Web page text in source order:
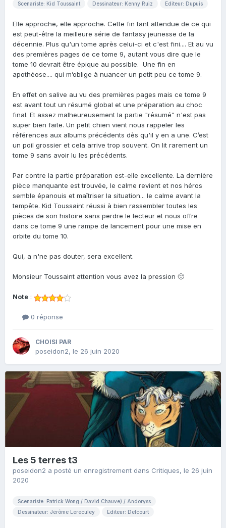
Scenariste: Kid Toussaint Dessinateur: Kenny Ruiz Editeur: Dupuis
Elle approche, elle approche. Cette fin tant attendue de ce qui
est peut-être la meilleure série de fantasy jeunesse de la
décennie. Plus qu'un tome après celui-ci et c'est fini.... Et au vu
des premières pages de ce tome 9, autant vous dire que le
tome 10 devrait être épique au possible. Une fin en
apothéose.... qui m’oblige à nuancer un petit peu ce tome 9.
En effet on salive au vu des premières pages mais ce tome 9
est avant tout un résumé global et une préparation au choc
final. Et assez malheureusement la partie "résumé" n'est pas
super bien faite. Un petit chien vient nous rappeler les
références aux albums précédents dès qu'il y en a une. C’est
un poil grossier et cela arrive trop souvent. On lit rarement un
tome 9 sans avoir lu les précédents.
Par contre la partie préparation est-elle excellente. La dernière
pièce manquante est trouvée, le calme revient et nos héros
semble épanouis et maîtriser la situation... le calme avant la
tempête. Kid Toussaint réussi à bien rassembler toutes les
pièces de son histoire sans perdre le lecteur et nous offre
dans ce tome 9 une rampe de lancement pour une mise en
orbite du tome 10.
Qui, a n'ne pas douter, sera excellent.
Monsieur Toussaint attention vous avez la pression 🙂
Note :
0 réponse
CHOISI PAR
poseidon2, le 26 juin 2020
Les 5 terres t3
poseidon2 a posté un enregistrement dans Critiques, le 26 juin
2020
Scenariste: Patrick Wong / David Chauve) / Andoryss
Dessinateur: Jérôme Lereculey
Editeur: Delcourt